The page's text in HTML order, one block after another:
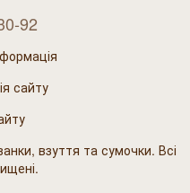
92
сайту
взуття та сумочки. Всі